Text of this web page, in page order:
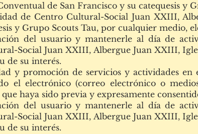
de San Francisco y su catequesis y
de Centro Cultural-Social Juan XXIII,
y Grupo Scouts Tau, por cualquier medio,
del usuario y mantenerle al día de
Social Juan XXIII, Albergue Juan XXIII,
de su interés.
y promoción de servicios y actividades en
el electrónico (correo electrónico o
haya sido previa y expresamente
del usuario y mantenerle al día de
Social Juan XXIII, Albergue Juan XXIII,
de su interés.